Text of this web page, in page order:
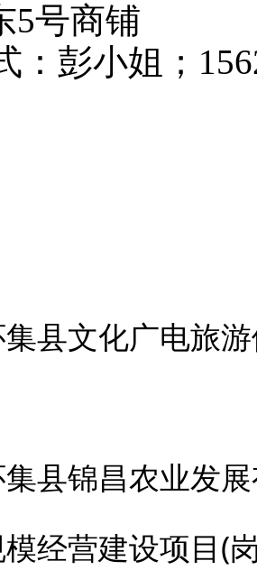
5号商铺
：彭小姐 ；
县文化广电旅
县锦昌农业发
经营建设项目(